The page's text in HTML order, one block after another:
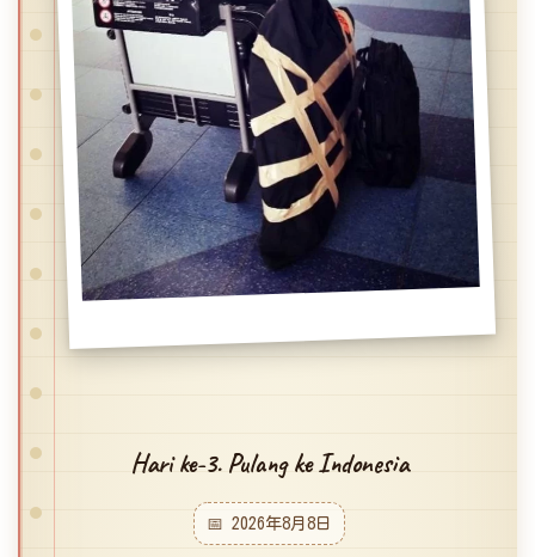
Hari ke-3. Pulang ke Indonesia
📅 2026年8月8日